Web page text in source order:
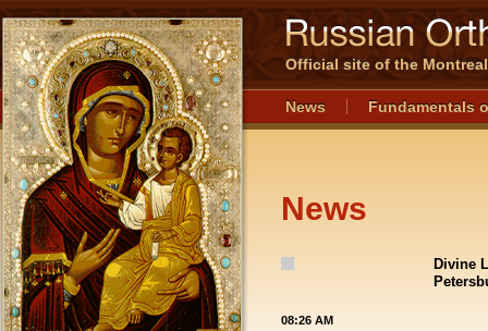
Official site of the
News Fundamentals
News
Divine
08:26 AM